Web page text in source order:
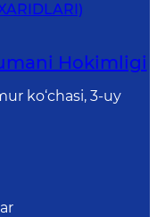
Hokimligi
ko‘chasi, 3-uy